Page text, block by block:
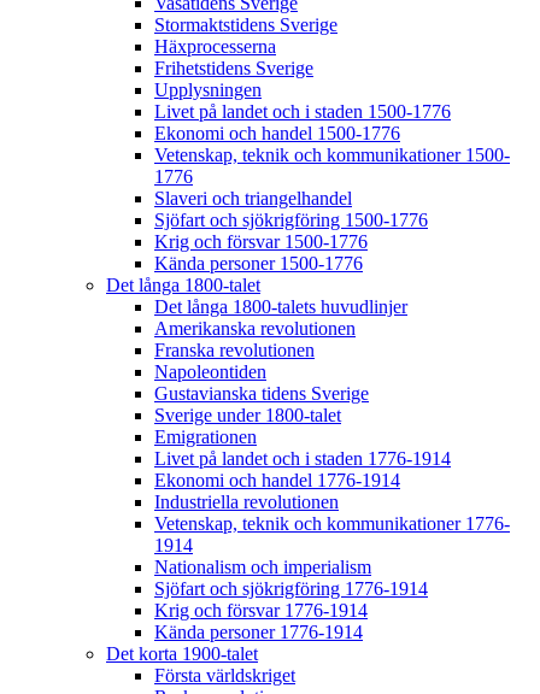
Stormaktstidens Sverige
Häxprocesserna
Frihetstidens Sverige
Upplysningen
Livet på landet och i staden 1500-1776
Ekonomi och handel 1500-1776
Vetenskap, teknik och kommunikationer 1500-
1776
Slaveri och triangelhandel
Sjöfart och sjökrigföring 1500-1776
Krig och försvar 1500-1776
Kända personer 1500-1776
Det långa 1800-talet
Det långa 1800-talets huvudlinjer
Amerikanska revolutionen
Franska revolutionen
Napoleontiden
Gustavianska tidens Sverige
Sverige under 1800-talet
Emigrationen
Livet på landet och i staden 1776-1914
Ekonomi och handel 1776-1914
Industriella revolutionen
Vetenskap, teknik och kommunikationer 1776-
1914
Nationalism och imperialism
Sjöfart och sjökrigföring 1776-1914
Krig och försvar 1776-1914
Kända personer 1776-1914
Det korta 1900-talet
Första världskriget